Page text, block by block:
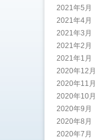
2021年5月
2021年4月
2021年3月
2021年2月
2021年1月
2020年12月
2020年11月
2020年10月
2020年9月
2020年8月
2020年7月